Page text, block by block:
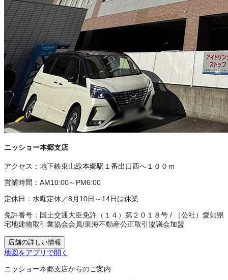
ニッショー本郷支店
アクセス： 地下鉄東山線本郷駅１番出口西へ１００ｍ
営業時間： AM10:00～PM6:00
定休日： 水曜定休／8月10日～14日は休業
免許番号： 国土交通大臣免許（１４）第２０１８号 /
（公社）愛知県
宅地建物取引業協会会員/東海不動産公正取引協議会加盟
店舗の詳しい情報
地図をアプリで開く
ニッショー本郷支店からのご案内